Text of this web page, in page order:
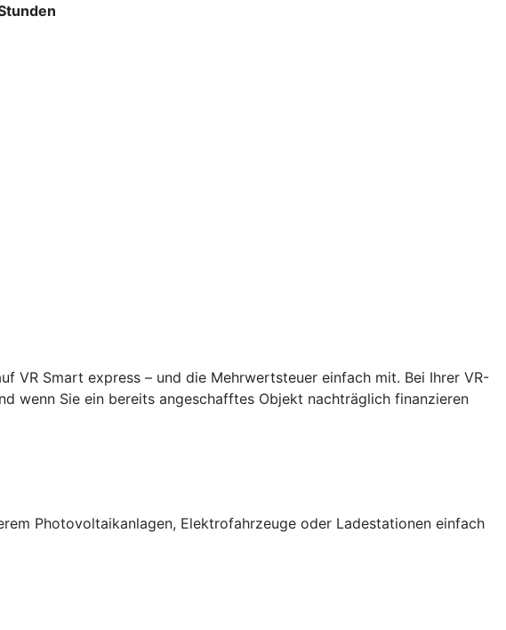
VR Smart express – und die Mehrwertsteuer einfach mit. Bei Ihrer VR-
wenn Sie ein bereits angeschafftes Objekt nachträglich finanzieren
Photovoltaikanlagen, Elektrofahrzeuge oder Ladestationen einfach